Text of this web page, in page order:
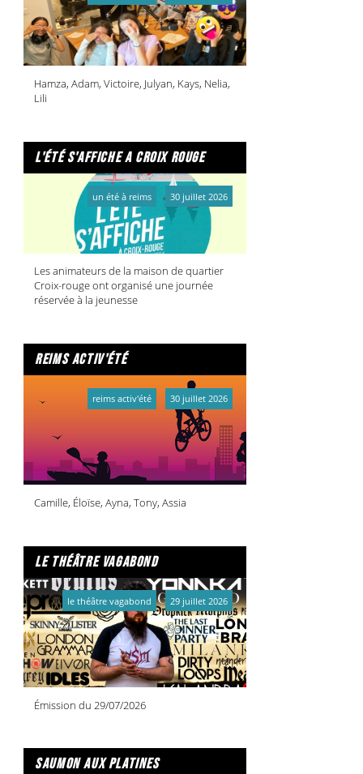
Hamza, Adam, Victoire, Julyan, Kays, Nelia,
Lili
l'été s'affiche a croix rouge
Les animateurs de la maison de quartier
Croix-rouge ont organisé une journée
réservée à la jeunesse
un été à reims 30 juillet 2026
reims activ'été
Camille, Éloïse, Ayna, Tony, Assia
reims activ'été 30 juillet 2026
le théâtre vagabond
Émission du 29/07/2026
le théâtre vagabond 29 juillet 2026
saumon aux platines